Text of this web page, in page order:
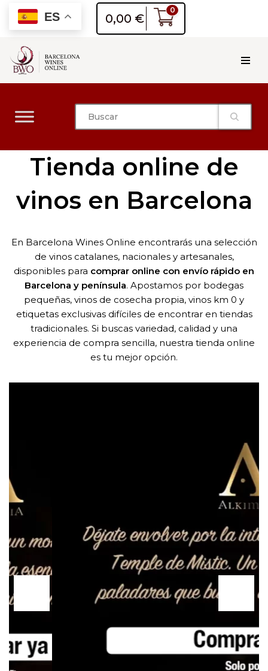
Saltar
contenido
ES 0,00 €
0
Tienda online de
vinos en Barcelona
En Barcelona Wines Online encontrarás una selección
de vinos catalanes, nacionales y artesanales,
disponibles para comprar online con envío rápido en
Barcelona y península. Apostamos por bodegas
pequeñas, vinos de cosecha propia, vinos km 0 y
etiquetas exclusivas difíciles de encontrar en tiendas
tradicionales. Si buscas variedad, calidad y una
experiencia de compra sencilla, nuestra tienda online
es tu mejor opción.